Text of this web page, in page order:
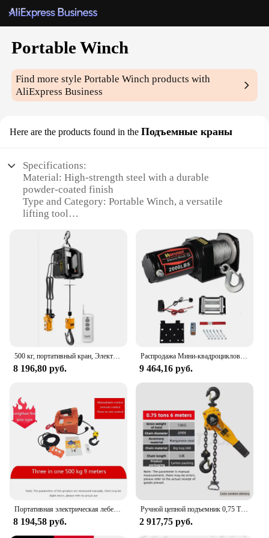
Portable Winch
Find more stylePortable Winch products with
AliExpress Business
Here are the products found in the Подъемные краны
Specifications:
Material: High-strength steel with a durable
powder-coated finish
Type and Category: Portable Winch, a versatile
lifting tool
designed for easy transport and storage
Usage and Purpose: Ideal for various lifting tasks in
construction, automotive, and outdoor recreation
Typical Adaptive Scenario: Suitable for use in tight
spaces or where a traditional crane is impractical
Shape or Size or Weight or Quantity: Compact
dimensions with a manageable weight, allowing for
easy handling
|Wholesale|Vendors|
**Unmatched Reliability and Performance**
The Portable Winch is a testament to the fusion of
durability and functionality. Crafted from robust
high-strength steel, it is engineered to withstand the
rigors of demanding lifting tasks. The powder-
coated finish not only enhances the winch's
aesthetic appeal but also provides a layer of
protection against corrosion, ensuring longevity
and reliability. Its compact design makes it an ideal
choice for professionals and hobbyists alike, as it
can be easily transported and stored without taking
up much space.
500 кг, портативный кран, Электрический подъемник для автомобилей, улучшения дома, обработка груза, производство цеха, подъем
8 196,80 руб.
Распродажа Мини-квадроциклов 4x4 Treuil Electr 12 В 2000 фунтов Электрическая лебедка для крепления кран грузовика Загрузка UTV косилки на прицепах
9 464,16 руб.
Портативная электрическая лебедка с нагрузкой 500 кг, ручная/дистанционное управление/Электрический подъемник с проводным управлением, 220 В/110 В, подъемный инструмент
8 194,58 руб.
Ручной цепной подъемник 0,75 T/1T/1,5 T/2T, крюк из марганцевой стали, портативный Тяговый подъемный инструмент, небольшая Лебедка для крана, натяжитель проводов Ручная таль, стальной крюк из марганцевой стали, ручной
2 917,75 руб.